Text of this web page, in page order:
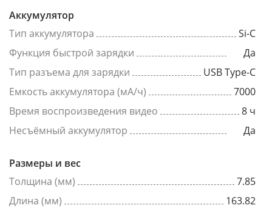
Аккумулятор
Тип аккумулятора
Si-C
Функция быстрой зарядки
Да
Тип разъема для зарядки
USB Type-C
Емкость аккумулятора (мА/ч)
7000
Время воспроизведения видео
8 ч
Несъёмный аккумулятор
Да
Размеры и вес
Толщина (мм)
7.85
Длина (мм)
163.82